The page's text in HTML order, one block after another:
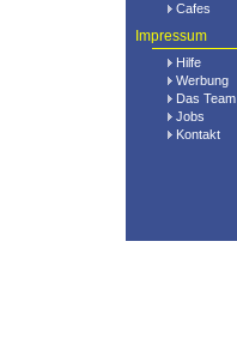
Cafes
Impressum
Hilfe
Werbung
Das Team
Jobs
Kontakt